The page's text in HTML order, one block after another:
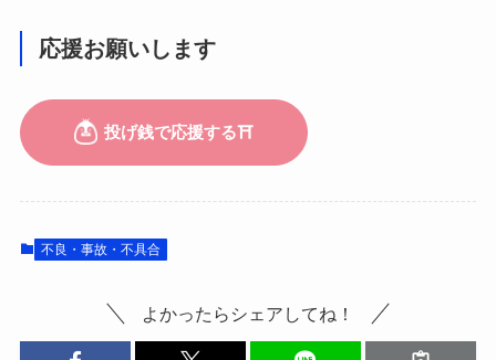
応援お願いします
不良・事故・不具合
よかったらシェアしてね！